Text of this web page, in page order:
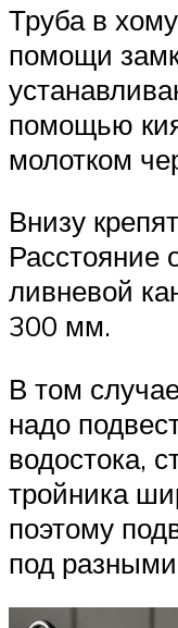
Труба в
помощи
помощью
молотком
Внизу
Расстояние
ливневой
300 мм.
В том
надо
водостока,
тройника
поэтому
под